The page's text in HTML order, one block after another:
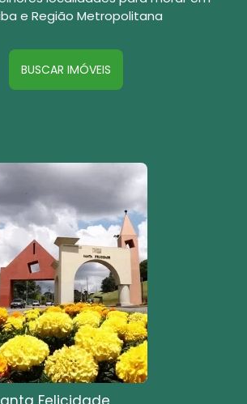
e Região Metropolitana
BUSCAR IMÓVEIS